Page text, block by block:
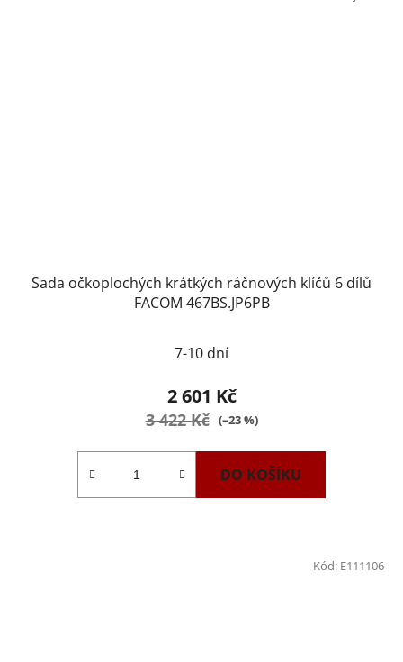
Sada očkoplochých krátkých ráčnových klíčů 6 dílů
FACOM 467BS.JP6PB
7-10 dní
2 601 Kč
3 422 Kč (–23 %)
DO KOŠÍKU
Kód: E111106